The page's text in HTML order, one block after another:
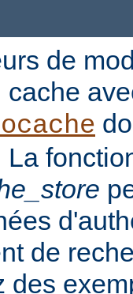
de
cache
de
des